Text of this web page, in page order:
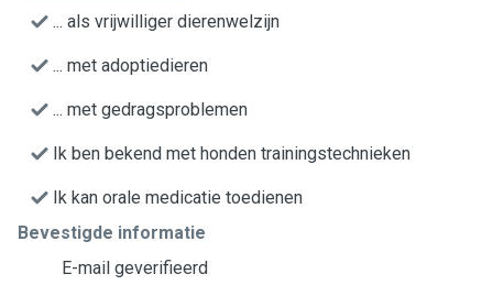
... als vrijwilliger dierenwelzijn
... met adoptiedieren
... met gedragsproblemen
Ik ben bekend met honden trainingstechnieken
Ik kan orale medicatie toedienen
Bevestigde informatie
E-mail geverifieerd